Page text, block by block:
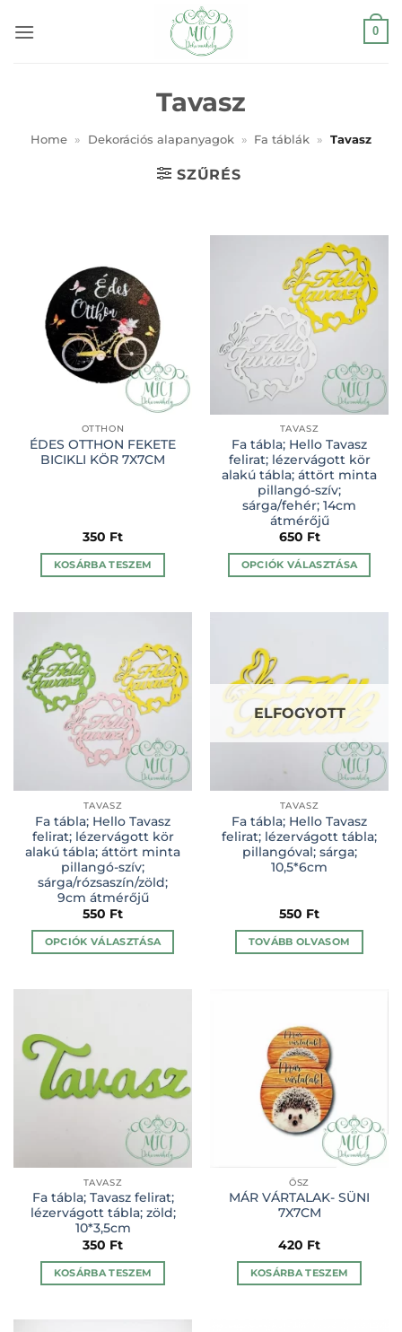
0
Tavasz
Home » Dekorációs alapanyagok » Fa táblák » Tavasz
SZŰRÉS
OTTHON
ÉDES OTTHON FEKETE
BICIKLI KÖR 7X7CM
350 Ft
KOSÁRBA TESZEM
TAVASZ
Fa tábla; Hello Tavasz
felirat; lézervágott kör
alakú tábla; áttört minta
pillangó-szív;
sárga/fehér; 14cm
átmérőjű
650 Ft
OPCIÓK VÁLASZTÁSA
van.
A
változatok
a
termékoldalon
választhatók
ki
TAVASZ
Fa tábla; Hello Tavasz
felirat; lézervágott kör
alakú tábla; áttört minta
pillangó-szív;
sárga/rózsaszín/zöld;
9cm átmérőjű
550 Ft
OPCIÓK VÁLASZTÁSA
A
változatok
termékoldalon
választhatók
ki
ELFOGYOTT
TAVASZ
Fa tábla; Hello Tavasz
felirat; lézervágott tábla;
pillangóval; sárga;
10,5*6cm
550 Ft
TOVÁBB OLVASOM
TAVASZ
Fa tábla; Tavasz felirat;
lézervágott tábla; zöld;
10*3,5cm
350 Ft
KOSÁRBA TESZEM
ŐSZ
MÁR VÁRTALAK- SÜNI
7X7CM
420 Ft
KOSÁRBA TESZEM